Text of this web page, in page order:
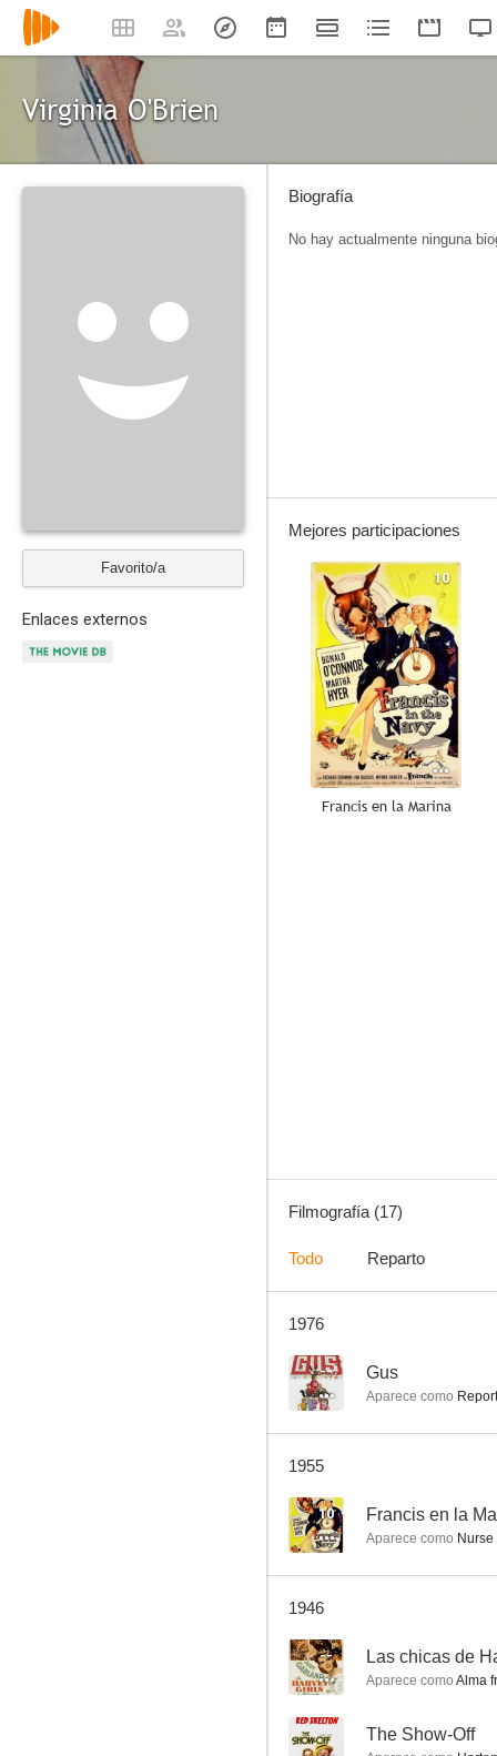
Virginia O'Brien
Favorito/a
Enlaces externos
Biografía
No hay actualmente ninguna
Mejores participaciones
10
Francis en la Marina
Filmografía (17)
Todo Reparto
1976
-- Gus
Aparece como
1955
10 Francis en la
Aparece como
1946
-- Las chicas de
Aparece como Alma
-- The Show-Off